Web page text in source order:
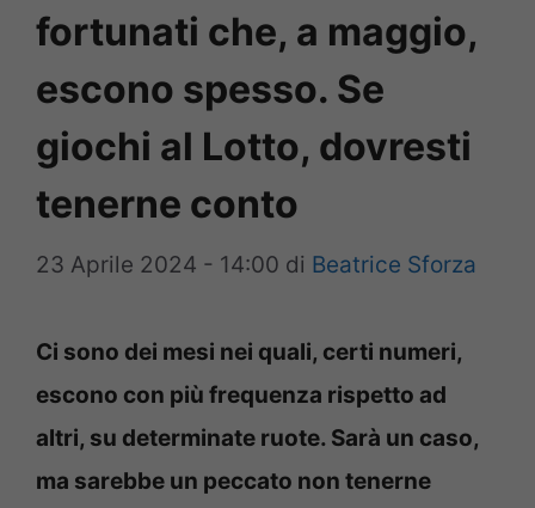
fortunati che, a maggio,
escono spesso. Se
giochi al Lotto, dovresti
tenerne conto
23 Aprile 2024 - 14:00 di Beatrice Sforza
Ci sono dei mesi nei quali, certi numeri,
escono con più frequenza rispetto ad
altri, su determinate ruote. Sarà un caso,
ma sarebbe un peccato non tenerne